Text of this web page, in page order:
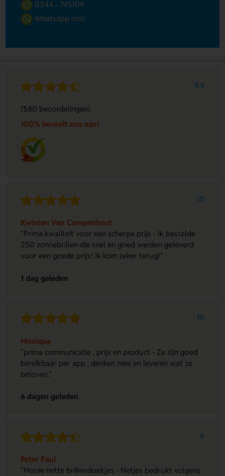
0344 - 745109
Whatsapp ons!
9.4
(580 beoordelingen)
100% beveelt ons aan!
10
Kwinten Van Campenhout
"Prima kwaliteit voor een scherpe prijs - Ik bestelde
250 zonnebrillen die snel en goed werden geleverd
voor een goede prijs! Ik kom zeker terug!"
1 dag geleden
10
Monique
"prima communicatie , prijs en product - Ze zijn goed
bereikbaar per app , denken mee en leveren wat ze
beloven."
6 dagen geleden
9
Peter Paul
"Mooie nette brillendoekjes - Netjes bedrukt volgens